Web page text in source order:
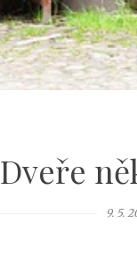
Dveře
9. 5.